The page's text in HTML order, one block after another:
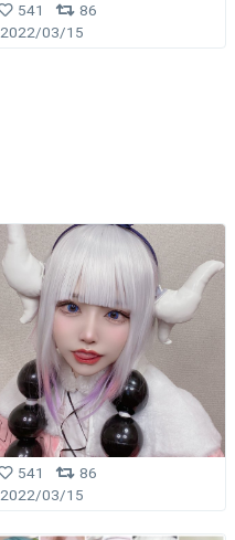
541
86
2022/03/15
541
86
2022/03/15